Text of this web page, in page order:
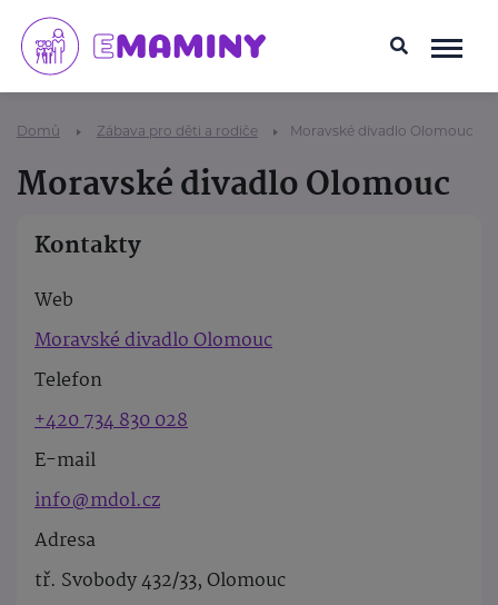
Domů Zábava pro děti a rodiče Moravské divadlo Olomouc
Moravské divadlo Olomouc
Kontakty
Web
Moravské divadlo Olomouc
Telefon
+420 734 830 028
E-mail
info@mdol.cz
Adresa
tř. Svobody 432/33, Olomouc